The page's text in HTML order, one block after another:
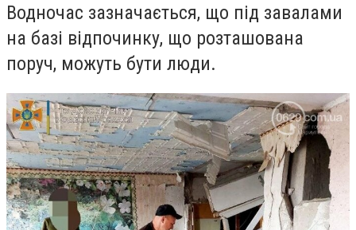
Водночас зазначається, що під завалами
на базі відпочинку, що розташована
поруч, можуть бути люди.